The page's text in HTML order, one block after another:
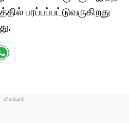
பரப்பப்பட்டுவருகிறது